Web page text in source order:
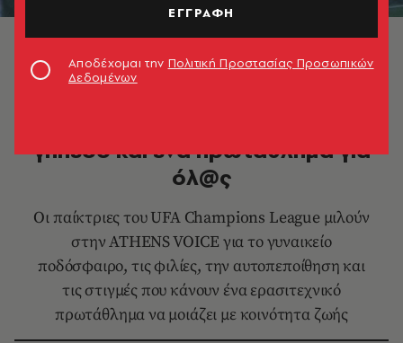
UFA Champions League: Ένα γήπεδο και ένα
γήπεδο και ένα πρωτάθλημα για
όλ@ς
Οι παίκτριες του UFA Champions League μιλούν
στην ATHENS VOICE για το γυναικείο
ποδόσφαιρο, τις φιλίες, την αυτοπεποίθηση και
τις στιγμές που κάνουν ένα ερασιτεχνικό
πρωτάθλημα να μοιάζει με κοινότητα ζωής
ΕΓΓΡΑΦΗ
Αποδέχομαι την Πολιτική Προστασίας Προσωπικών
Δεδομένων